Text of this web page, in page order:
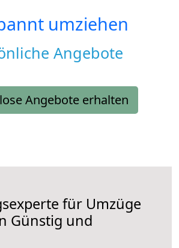
umziehen
Angebote
Angebote erhalten
für Umzüge
Günstig und